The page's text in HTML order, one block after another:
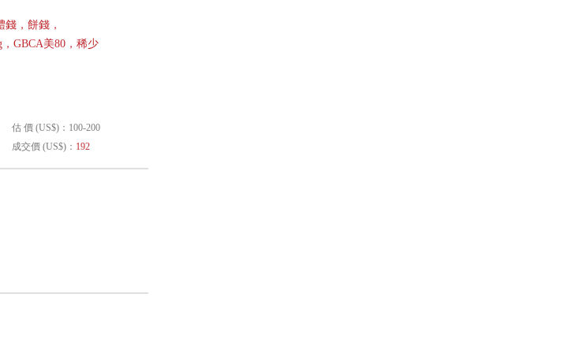
，餅錢，
GBCA美80，稀少
估 價 (US$)：100-200
成交價 (US$)： 192